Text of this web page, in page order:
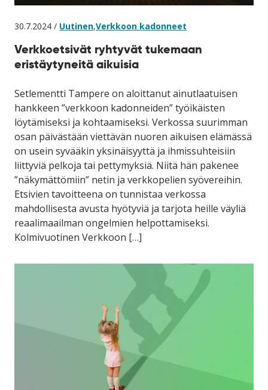
30.7.2024 / Uutinen,Verkkoon kadonneet
Verkkoetsivät ryhtyvät tukemaan
eristäytyneitä aikuisia
Setlementti Tampere on aloittanut ainutlaatuisen
hankkeen ”verkkoon kadonneiden” työikäisten
löytämiseksi ja kohtaamiseksi. Verkossa suurimman
osan päivästään viettävän nuoren aikuisen elämässä
on usein syvääkin yksinäisyyttä ja ihmissuhteisiin
liittyviä pelkoja tai pettymyksiä. Niitä hän pakenee
”näkymättömiin” netin ja verkkopelien syövereihin.
Etsivien tavoitteena on tunnistaa verkossa
mahdollisesta avusta hyötyviä ja tarjota heille väyliä
reaalimaailman ongelmien helpottamiseksi.
Kolmivuotinen Verkkoon […]